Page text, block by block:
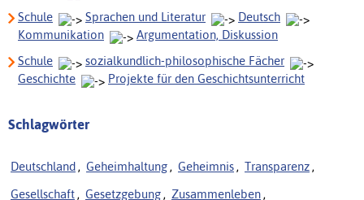
Schule
Sprachen und Literatur
Deutsch
Kommunikation
Argumentation, Diskussion
Schule
sozialkundlich-philosophische Fächer
Geschichte
Projekte für den Geschichtsunterricht
Schlagwörter
Deutschland , Geheimhaltung , Geheimnis , Transparenz ,
Gesellschaft , Gesetzgebung , Zusammenleben ,